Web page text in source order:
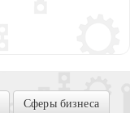
Сферы бизнеса